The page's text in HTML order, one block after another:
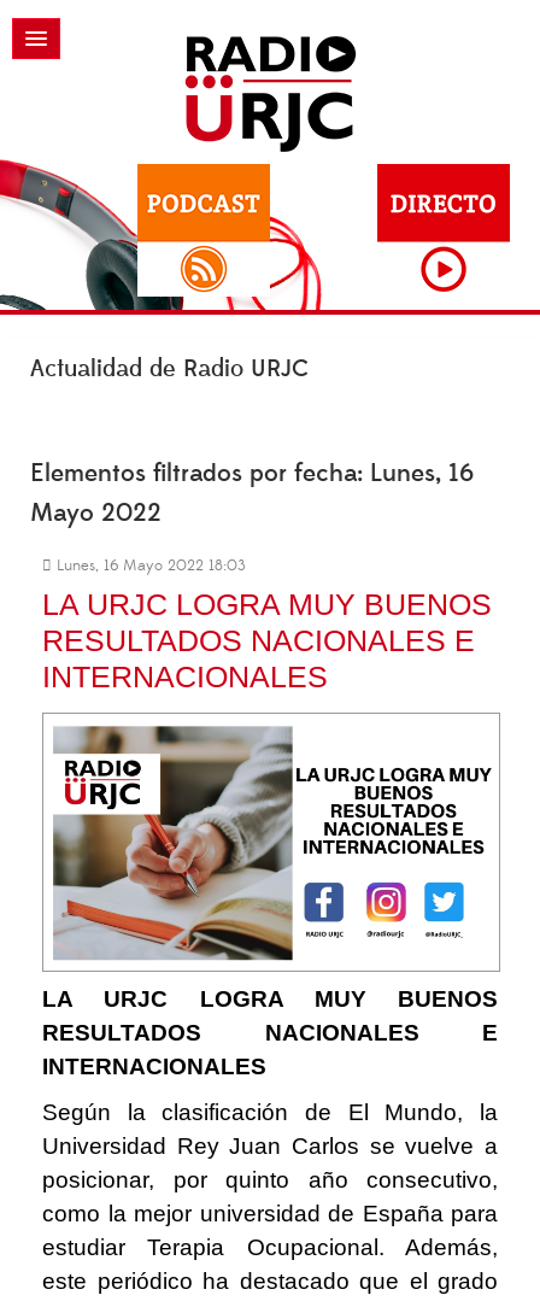
Actualidad de Radio URJC
Elementos filtrados por fecha: Lunes, 16
Mayo 2022
Lunes, 16 Mayo 2022 18:03
LA URJC LOGRA MUY BUENOS
RESULTADOS NACIONALES E
INTERNACIONALES
LA URJC LOGRA MUY BUENOS
RESULTADOS NACIONALES E
INTERNACIONALES
Según la clasificación de El Mundo, la
Universidad Rey Juan Carlos se vuelve a
posicionar, por quinto año consecutivo,
como la mejor universidad de España para
estudiar Terapia Ocupacional. Además,
este periódico ha destacado que el grado